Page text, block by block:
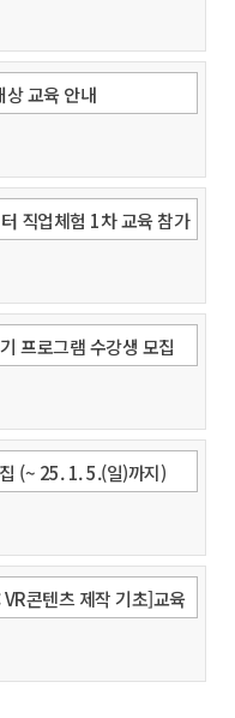
상 교육 안내
직업체험 1차 교육 참가
프로그램 수강생 모집
(~ 25. 1. 5.(일)까지)
콘텐츠 제작 기초]교육